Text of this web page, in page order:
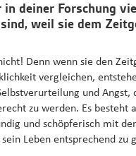
in deiner Forschung
weil sie dem
Denn wenn sie den
vergleichen,
und Angst,
zu werden. Es besteht
und schöpferisch mit
Leben entsprechend zu